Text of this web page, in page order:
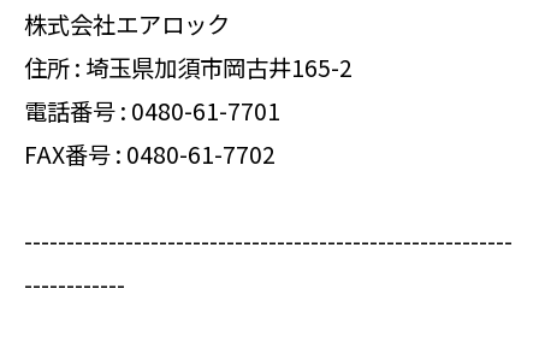
株式会社エアロック
住所 : 埼玉県加須市岡古井165-2
電話番号 : 0480-61-7701
FAX番号 : 0480-61-7702
----------------------------------------------------------
------------